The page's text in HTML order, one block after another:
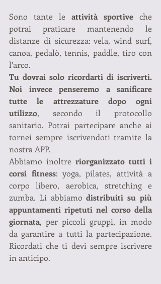
Sono tante le attività sportive che
potrai praticare mantenendo le
distanze di sicurezza: vela, wind surf,
canoa, pedalò, tennis, paddle, tiro con
l’arco.
Tu dovrai solo ricordarti di iscriverti.
Noi invece penseremo a sanificare
tutte le attrezzature dopo ogni
utilizzo, secondo il protocollo
sanitario. Potrai partecipare anche ai
tornei sempre iscrivendoti tramite la
nostra APP.
Abbiamo inoltre riorganizzato tutti i
corsi fitness: yoga, pilates, attività a
corpo libero, aerobica, stretching e
zumba. Li abbiamo distribuiti su più
appuntamenti ripetuti nel corso della
giornata, per piccoli gruppi, in modo
da garantire a tutti la partecipazione.
Ricordati che ti devi sempre iscrivere
in anticipo.